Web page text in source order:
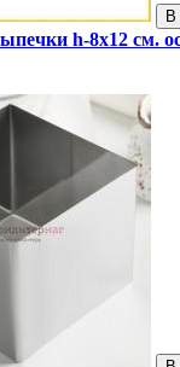
В
h-8х12 см.